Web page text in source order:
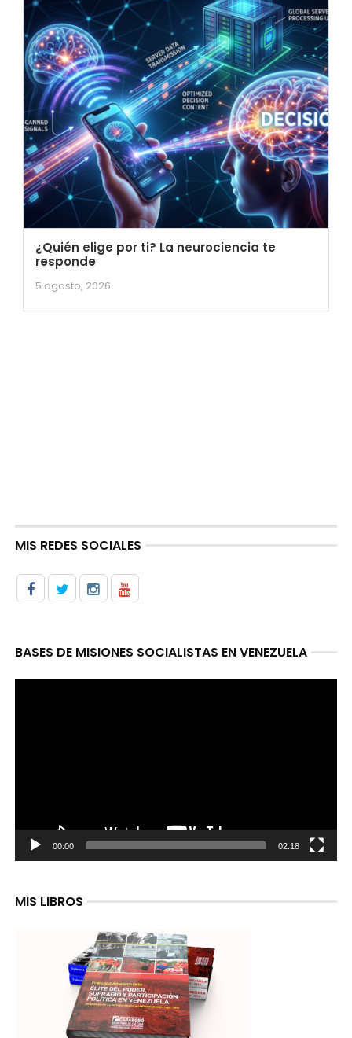
¿Quién elige por ti? La neurociencia te
responde
5 agosto, 2026
MIS REDES SOCIALES
BASES DE MISIONES SOCIALISTAS EN VENEZUELA
00:00 02:18
MIS LIBROS